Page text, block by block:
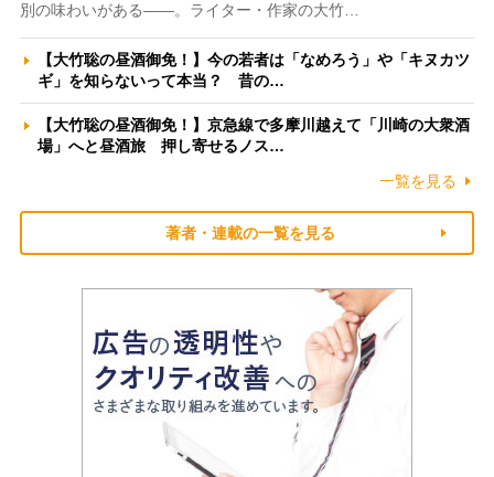
別の味わいがある――。ライター・作家の大竹…
【大竹聡の昼酒御免！】今の若者は「なめろう」や「キヌカツ
ギ」を知らないって本当？ 昔の…
【大竹聡の昼酒御免！】京急線で多摩川越えて「川崎の大衆酒
場」へと昼酒旅 押し寄せるノス…
一覧を見る
著者・連載の一覧を見る